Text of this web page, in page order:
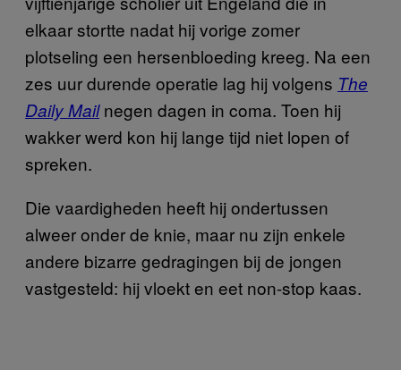
elkaar stortte nadat hij vorige zomer
plotseling een hersenbloeding kreeg. Na een
zes uur durende operatie lag hij volgens The
Daily Mail negen dagen in coma. Toen hij
wakker werd kon hij lange tijd niet lopen of
spreken.
Die vaardigheden heeft hij ondertussen
alweer onder de knie, maar nu zijn enkele
andere bizarre gedragingen bij de jongen
vastgesteld: hij vloekt en eet non-stop kaas.